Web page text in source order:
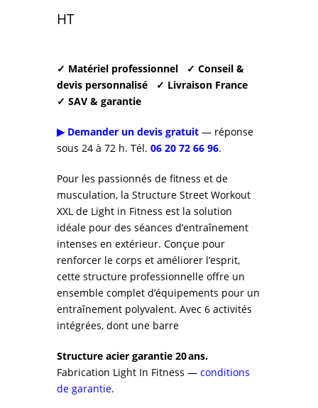
15
500,00 €.
Le
actuel
est :
11
500,00 €.
HT
✓ Matériel professionnel
✓ Conseil &
devis personnalisé
✓ Livraison France
✓ SAV & garantie
▶ Demander un devis gratuit — réponse
sous 24 à 72 h. Tél. 06 20 72 66 96.
Pour les passionnés de fitness et de
musculation, la Structure Street Workout
XXL de Light in Fitness est la solution
idéale pour des séances d’entraînement
intenses en extérieur. Conçue pour
renforcer le corps et améliorer l’esprit,
cette structure professionnelle offre un
ensemble complet d’équipements pour un
entraînement polyvalent. Avec 6 activités
intégrées, dont une barre
Structure acier garantie 20 ans.
Fabrication Light In Fitness — conditions
de garantie.